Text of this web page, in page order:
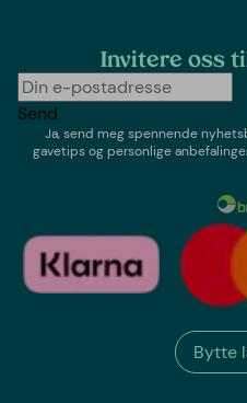
Invitere oss
Send
Ja, send meg spennende
gavetips og personlige
Bytte